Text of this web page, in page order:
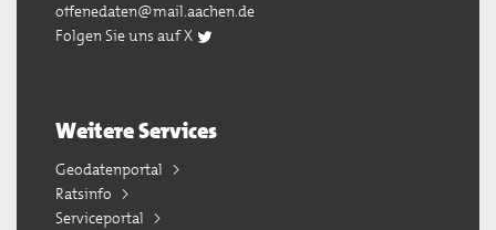
offenedaten@mail.aachen.de
Folgen Sie uns auf X
Weitere Services
Geodatenportal
Ratsinfo
Serviceportal